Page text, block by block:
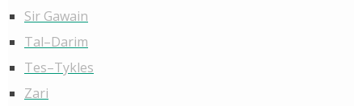
Sir Gawain
Tal–Darim
Tes–Tykles
Zari